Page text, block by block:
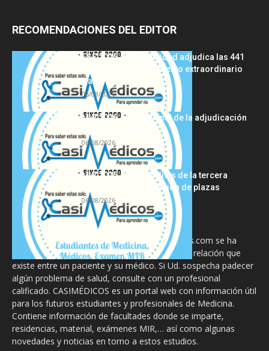
RECOMENDACIONES DEL EDITOR
FSE 2025-2026: Sanidad adjudica las 441
plazas del procedimiento extraordinario
tras...
06/08/2026
MIR 2026: análisis final de la adjudicación
de plazas y claves...
06/08/2026
MIR 2025-2026: análisis de la tercera
semana de adjudicación de plazas
06/08/2026
La información proporcionada en CasiMedicos.com se ha
diseñado para complementar, no substituir, la relación que
existe entre un paciente y su médico. Si Ud. sospecha padecer
algún problema de salud, consulte con un profesional
calificado. CASIMÉDICOS es un portal web con información útil
para los futuros estudiantes y profesionales de Medicina.
Contiene información de facultades donde se imparte,
residencias, material, exámenes MIR,… así como algunas
novedades y noticias en torno a estos estudios.